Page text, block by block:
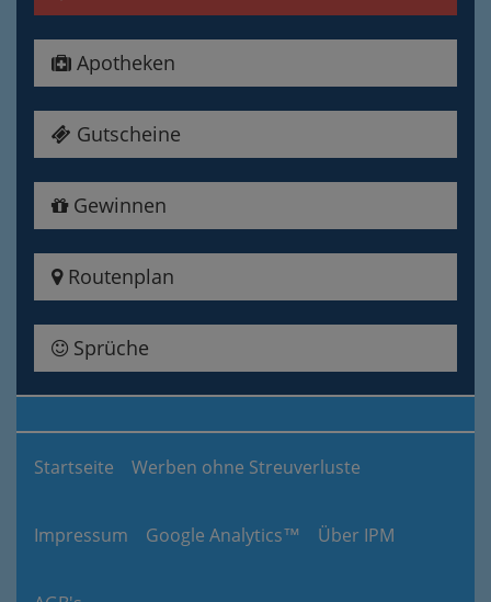
Apotheken
Gutscheine
Gewinnen
Routenplan
Sprüche
Startseite Werben ohne Streuverluste
Impressum Google Analytics™ Über IPM